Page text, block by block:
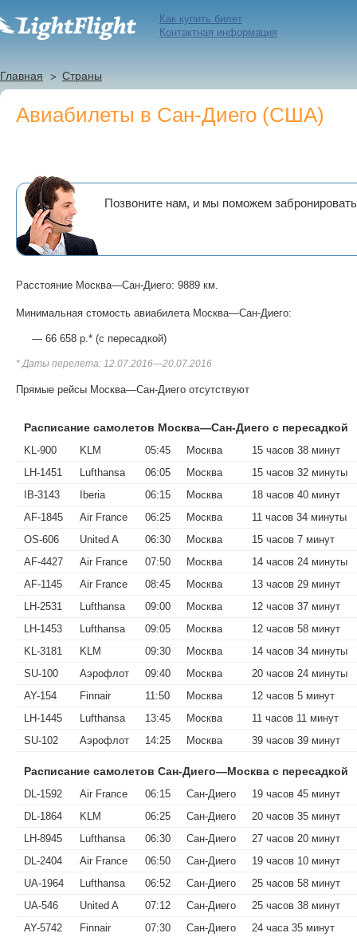
Как купить билет
Контактная информация
Главная Страны
Авиабилеты в Сан-Диего (США)
Позвоните нам, и мы поможем
Расстояние Москва—Сан-Диего: 9889 км.
Минимальная стомость авиабилета Москва—Сан-Диего:
— 66 658 р.* (с пересадкой)
* Даты перелета: 12.07.2016—20.07.2016
Прямые рейсы Москва—Сан-Диего отсутствуют
Расписание самолетов Москва—Сан-Диего с пересадкой
KL-900 KLM 05:45 Москва
15 часов 38 минут
LH-1451
Lufthansa 06:05 Москва
15 часов 32 минуты
IB-3143
Iberia 06:15 Москва
18 часов 40 минут
AF-1845
Air France 06:25 Москва
11 часов 34 минуты
OS-606
United A 06:30 Москва
15 часов 7 минут
AF-4427
Air France 07:50 Москва
14 часов 24 минуты
AF-1145
Air France 08:45 Москва
13 часов 29 минут
LH-2531
Lufthansa 09:00 Москва
12 часов 37 минут
LH-1453
Lufthansa 09:05 Москва
12 часов 58 минут
KL-3181
KLM 09:30 Москва
14 часов 34 минуты
SU-100
Аэрофлот 09:40 Москва
20 часов 24 минуты
AY-154
Finnair 11:50 Москва
12 часов 5 минут
LH-1445
Lufthansa 13:45 Москва
11 часов 11 минут
SU-102
Аэрофлот 14:25 Москва 39 часов 39 минут
Расписание самолетов Сан-Диего—Москва с пересадкой
DL-1592 Air France 06:15 Сан-Диего
19 часов 45 минут
DL-1864
KLM 06:25 Сан-Диего
20 часов 35 минут
LH-8945
Lufthansa 06:30 Сан-Диего
27 часов 20 минут
DL-2404
Air France 06:50 Сан-Диего
19 часов 10 минут
UA-1964
Lufthansa 06:52 Сан-Диего
25 часов 58 минут
UA-546
United A 07:12 Сан-Диего
25 часов 38 минут
AY-5742
Finnair 07:30 Сан-Диего
24 часа 35 минут